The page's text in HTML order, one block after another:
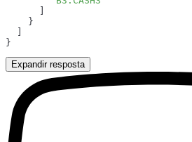
Expandir resposta